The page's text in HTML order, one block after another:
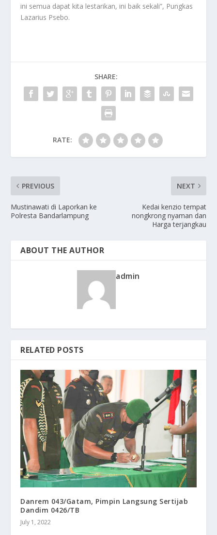
ini semua dapat kita lestarikan, ini baik sekali”, Pungkas
Lazarius Psebo.
SHARE:
RATE:
PREVIOUS
Mustinawati di Laporkan ke
Polresta Bandarlampung
NEXT
Kedai kenzio tempat
nongkrong nyaman dan
Harga terjangkau
ABOUT THE AUTHOR
admin
RELATED POSTS
Danrem 043/Gatam, Pimpin Langsung Sertijab
Dandim 0426/TB
July 1, 2022